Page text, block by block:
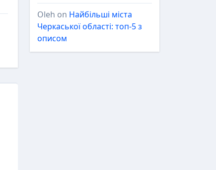
Oleh on Найбільші міста
Черкаської області: топ-5 з
описом